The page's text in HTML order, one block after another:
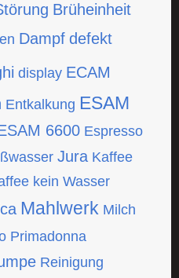
Brüheinheit
Dampf defekt
display ECAM
Entkalkung ESAM
6600 Espresso
Jura Kaffee
kein Wasser
Mahlwerk Milch
Primadonna
Reinigung